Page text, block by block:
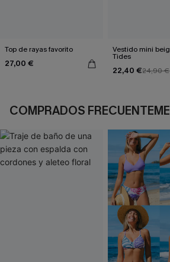
Top de rayas favorito
27,00 €
Vestido mini
Tides
22,40 €24,90 €
COMPRADOS